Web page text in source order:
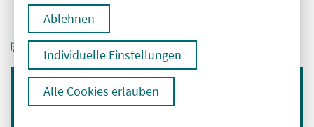
Ablehnen
Individuelle Einstellungen
Alle Cookies erlauben
Immer informiert bleiben